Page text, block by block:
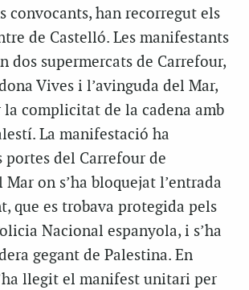
convocants, han recorregut els
de Castelló. Les manifestants
dos supermercats de Carrefour,
Vives i l’avinguda del Mar,
complicitat de la cadena amb
La manifestació ha
del Carrefour de
Mar on s’ha bloquejat l’entrada
que es trobava protegida pels
Nacional espanyola, i s’ha
gegant de Palestina. En
llegit el manifest unitari per